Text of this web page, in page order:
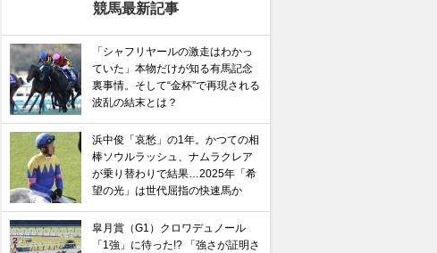
【有馬記念】武豊×ドウデュースを逆転できる候補3頭！と絶
るべき“隠れ穴馬！”
競馬最新記事
「シャフリヤールの激走はわかっ
ていた」本物だけが知る有馬記念
裏事情。そして“金杯”で再現される
波乱の結末とは？
浜中俊「哀愁」の1年。かつての相
棒ソウルラッシュ、ナムラクレア
が乗り替わりで結果…2025年「希
望の光」は世代屈指の快速馬か
皐月賞（G1）クロワデュノール
「1強」に待った!? 「強さが証明さ